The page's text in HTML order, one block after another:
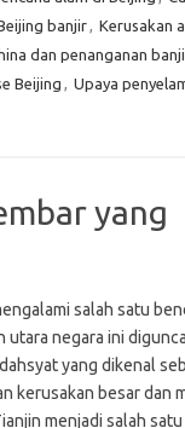
banjir, Kerusakan
dan penanganan
Beijing , Upaya
yang
salah satu
utara negara ini
yang dikenal
kerusakan besar dan
menjadi salah